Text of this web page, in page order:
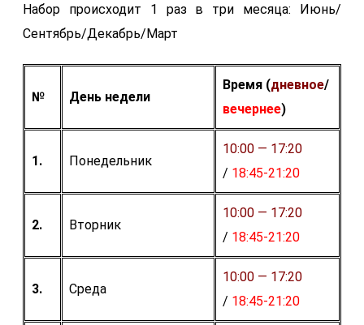
Набор происходит 1 раз в три месяца: Июнь/
Сентябрь/Декабрь/Март
№ День недели
Время (дневное/
вечернее)
1. Понедельник
10:00 — 17:20
/ 18:45-21:20
2. Вторник
10:00 — 17:20
/ 18:45-21:20
3. Среда
10:00 — 17:20
/ 18:45-21:20